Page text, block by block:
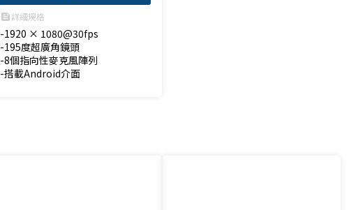
feed詳細規格
-1920 × 1080@30fps
-195度超廣角鏡頭
-8個指向性麥克風陣列
-搭載Android介面